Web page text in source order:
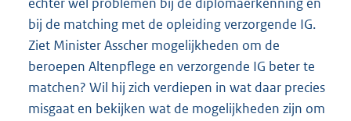
bij de matching met de opleiding verzorgende IG.
Ziet Minister Asscher mogelijkheden om de
beroepen Altenpflege en verzorgende IG beter te
matchen? Wil hij zich verdiepen in wat daar precies
misgaat en bekijken wat de mogelijkheden zijn om